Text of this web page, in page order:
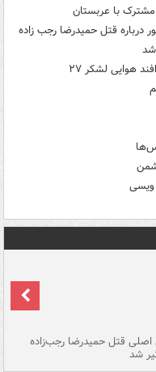
مشترک با عربستان
درباره قتل حمیدرضا رجب زاده
شد
هوایی لشکر ۲۷
ویسی
اصلی قتل حمیدرضا رجب‌زاده
شد